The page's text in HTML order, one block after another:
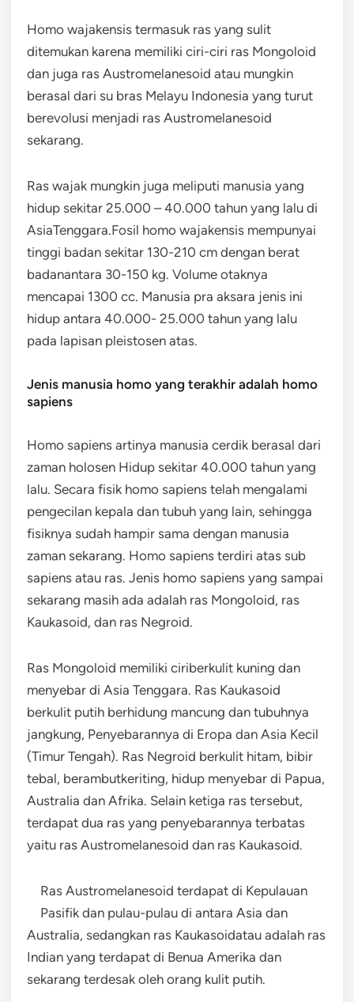
Homo wajakensis termasuk ras yang sulit
ditemukan karena memiliki ciri-ciri ras Mongoloid
dan juga ras Austromelanesoid atau mungkin
berasal dari su bras Melayu Indonesia yang turut
berevolusi menjadi ras Austromelanesoid
sekarang.
Ras wajak mungkin juga meliputi manusia yang
hidup sekitar 25.000 – 40.000 tahun yang lalu di
AsiaTenggara.Fosil homo wajakensis mempunyai
tinggi badan sekitar 130-210 cm dengan berat
badanantara 30-150 kg. Volume otaknya
mencapai 1300 cc. Manusia pra aksara jenis ini
hidup antara 40.000- 25.000 tahun yang lalu
pada lapisan pleistosen atas.
Jenis manusia homo yang terakhir adalah homo
sapiens
Homo sapiens artinya manusia cerdik berasal dari
zaman holosen Hidup sekitar 40.000 tahun yang
lalu. Secara fisik homo sapiens telah mengalami
pengecilan kepala dan tubuh yang lain, sehingga
fisiknya sudah hampir sama dengan manusia
zaman sekarang. Homo sapiens terdiri atas sub
sapiens atau ras. Jenis homo sapiens yang sampai
sekarang masih ada adalah ras Mongoloid, ras
Kaukasoid, dan ras Negroid.
Ras Mongoloid memiliki ciriberkulit kuning dan
menyebar di Asia Tenggara. Ras Kaukasoid
berkulit putih berhidung mancung dan tubuhnya
jangkung, Penyebarannya di Eropa dan Asia Kecil
(Timur Tengah). Ras Negroid berkulit hitam, bibir
tebal, berambutkeriting, hidup menyebar di Papua,
Australia dan Afrika. Selain ketiga ras tersebut,
terdapat dua ras yang penyebarannya terbatas
yaitu ras Austromelanesoid dan ras Kaukasoid.
Ras Austromelanesoid terdapat di Kepulauan
Pasifik dan pulau-pulau di antara Asia dan
Australia, sedangkan ras Kaukasoidatau adalah ras
Indian yang terdapat di Benua Amerika dan
sekarang terdesak oleh orang kulit putih.